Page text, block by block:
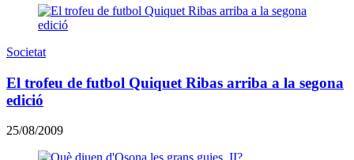
Societat
El trofeu de futbol Quiquet Ribas arriba a la segona
edició
25/08/2009